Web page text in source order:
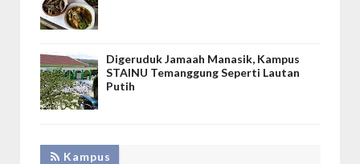
Digeruduk Jamaah Manasik, Kampus
STAINU Temanggung Seperti Lautan
Putih
Kampus